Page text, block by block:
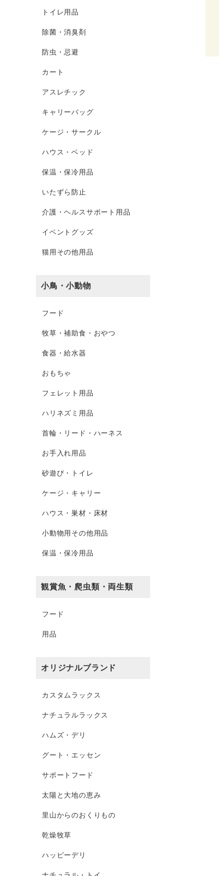
トイレ用品
除菌・消臭剤
防虫・忌避
カート
アスレチック
キャリーバッグ
ケージ・サークル
ハウス・ベッド
保温・保冷用品
いたずら防止
介護・ヘルスサポート用品
イベントグッズ
猫用その他用品
小鳥・小動物
フード
牧草・補助食・おやつ
食器・給水器
おもちゃ
フェレット用品
ハリネズミ用品
首輪・リード・ハーネス
お手入れ用品
砂遊び・トイレ
ケージ・キャリー
ハウス・巣材・床材
小動物用その他用品
保温・保冷用品
観賞魚・爬虫類・両生類
フード
用品
オリジナルブランド
カスタムラックス
ナチュラルラックス
ハムズ・デリ
グート・エッセン
サポートフード
太陽と大地の恵み
里山からのおくりもの
乾燥牧草
ハッピーデリ